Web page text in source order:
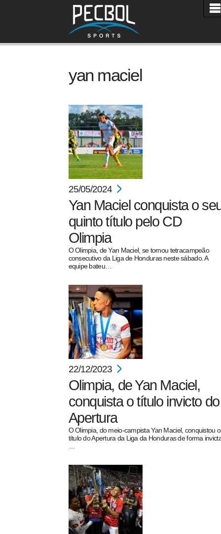
pecbol.com
yan maciel
25/05/2024
Yan Maciel conquista o
quinto título pelo CD
Olimpia
O Olimpia, de Yan Maciel, se tornou tetracampeão
consecutivo da Liga de Honduras neste sábado. A
equipe bateu…
22/12/2023
Olimpia, de Yan Maciel,
conquista o título invicto do
Apertura
O Olimpia, do meio-campista Yan Maciel, conquistou o
título do Apertura da Liga da Honduras de forma